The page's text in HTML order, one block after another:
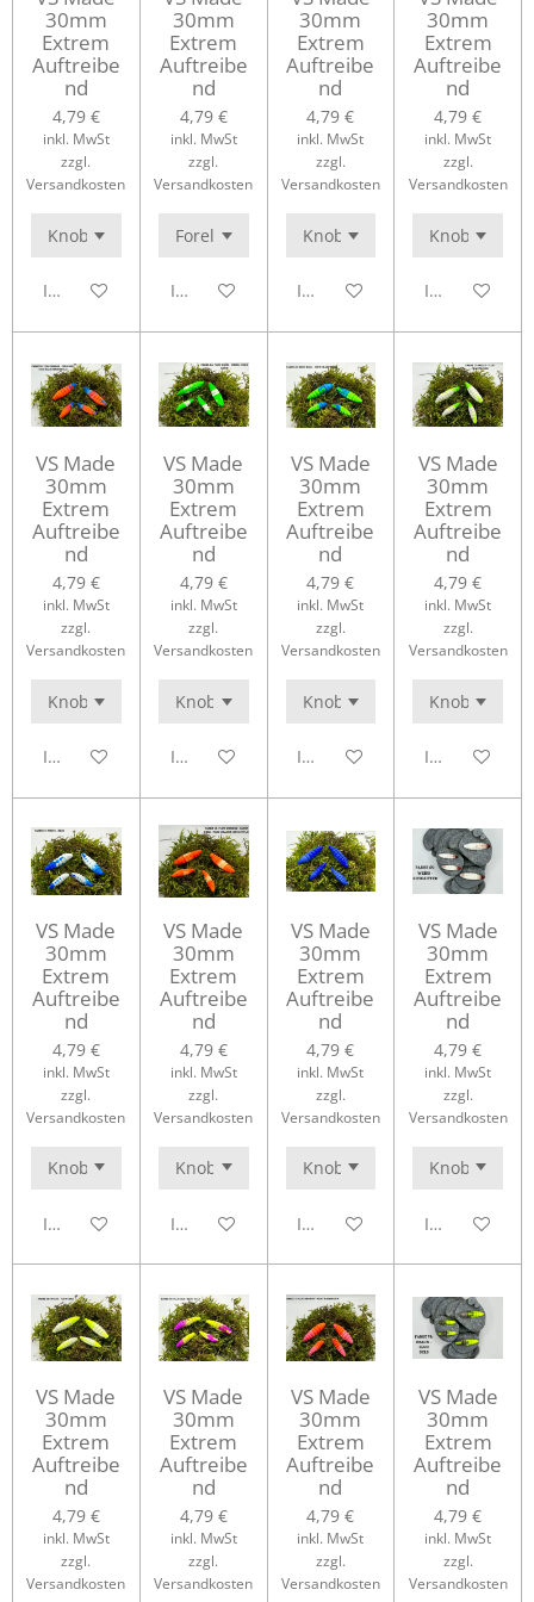
30mm
Extrem
Auftreibe
nd
4,79 €
inkl. MwSt
zzgl.
Versandkosten
In den Warenkorb
30mm
Extrem
Auftreibe
nd
4,79 €
inkl. MwSt
zzgl.
Versandkosten
In den Warenkorb
30mm
Extrem
Auftreibe
nd
4,79 €
inkl. MwSt
zzgl.
Versandkosten
In den Warenkorb
30mm
Extrem
Auftreibe
nd
4,79 €
inkl. MwSt
zzgl.
Versandkosten
In den
VS Made
30mm
Extrem
Auftreibe
nd
4,79 €
inkl. MwSt
zzgl.
Versandkosten
In den Warenkorb
VS Made
30mm
Extrem
Auftreibe
nd
4,79 €
inkl. MwSt
zzgl.
Versandkosten
In den Warenkorb
VS Made
30mm
Extrem
Auftreibe
nd
4,79 €
inkl. MwSt
zzgl.
Versandkosten
In den Warenkorb
VS Made
30mm
Extrem
Auftreibe
nd
4,79 €
inkl. MwSt
zzgl.
Versandkosten
In den
VS Made
30mm
Extrem
Auftreibe
nd
4,79 €
inkl. MwSt
zzgl.
Versandkosten
In den Warenkorb
VS Made
30mm
Extrem
Auftreibe
nd
4,79 €
inkl. MwSt
zzgl.
Versandkosten
In den Warenkorb
VS Made
30mm
Extrem
Auftreibe
nd
4,79 €
inkl. MwSt
zzgl.
Versandkosten
In den Warenkorb
VS Made
30mm
Extrem
Auftreibe
nd
4,79 €
inkl. MwSt
zzgl.
Versandkosten
In den
VS Made
30mm
Extrem
Auftreibe
nd
4,79 €
inkl. MwSt
zzgl.
Versandkosten
VS Made
30mm
Extrem
Auftreibe
nd
4,79 €
inkl. MwSt
zzgl.
Versandkosten
VS Made
30mm
Extrem
Auftreibe
nd
4,79 €
inkl. MwSt
zzgl.
Versandkosten
VS Made
30mm
Extrem
Auftreibe
nd
4,79 €
inkl. MwSt
zzgl.
Versandkosten